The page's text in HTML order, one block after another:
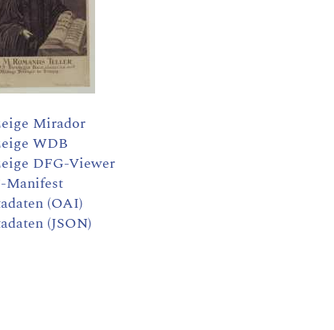
Mirador
WDB
DFG-Viewer
(OAI)
(JSON)